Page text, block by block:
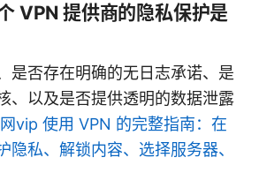
VPN 提供商的隐私保护是
是否存在明确的无日志承诺、是
、以及是否提供透明的数据泄露
vip 使用 VPN 的完整指南：在
隐私、解锁内容、选择服务器、